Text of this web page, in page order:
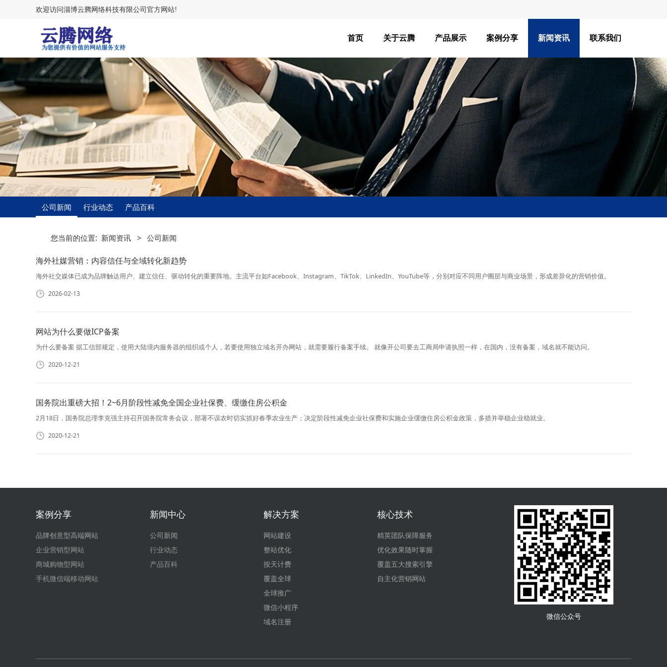
欢迎访问淄博云腾网络科技有限公司官方网站!
首页 关于云腾 产品展示 案例分享 新闻资讯 联系我们
公司新闻 行业动态 产品百科
您当前的位置: 新闻资讯 > 公司新闻
海外社媒营销：内容信任与全域转化新趋势
2026-02-13
海外社交媒体已成为品牌触达用户、建立信任、驱动转化的重要阵地。主流平台如Facebook、Instagram、TikTok、LinkedIn、YouTube等，分别对应不同用户圈层与商业场景，形成差异化的营销价值。
网站为什么要做ICP备案
2020-12-21
为什么要备案 据工信部规定，使用大陆境内服务器的组织或个人，若要使用独立域名开办网站，就需要履行备案手续。 就像开公司要去工商局申请执照一样，在国内，没有备案，域名就不能访问。
国务院出重磅大招！2~6月阶段性减免全国企业社保费、缓缴住房公积金
2020-12-21
2月18日，国务院总理李克强主持召开国务院常务会议，部署不误农时切实抓好春季农业生产；决定阶段性减免企业社保费和实施企业缓缴住房公积金政策，多措并举稳企业稳就业。
案例分享
品牌创意型高端网站
企业营销型网站
商城购物型网站
手机微信端移动网站
新闻中心
公司新闻
行业动态
产品百科
解决方案
网站建设
整站优化
按天计费
覆盖全球
全球推广
微信小程序
域名注册
核心技术
精英团队保障服务
优化效果随时掌握
覆盖五大搜索引擎
自主化营销网站
微信公众号